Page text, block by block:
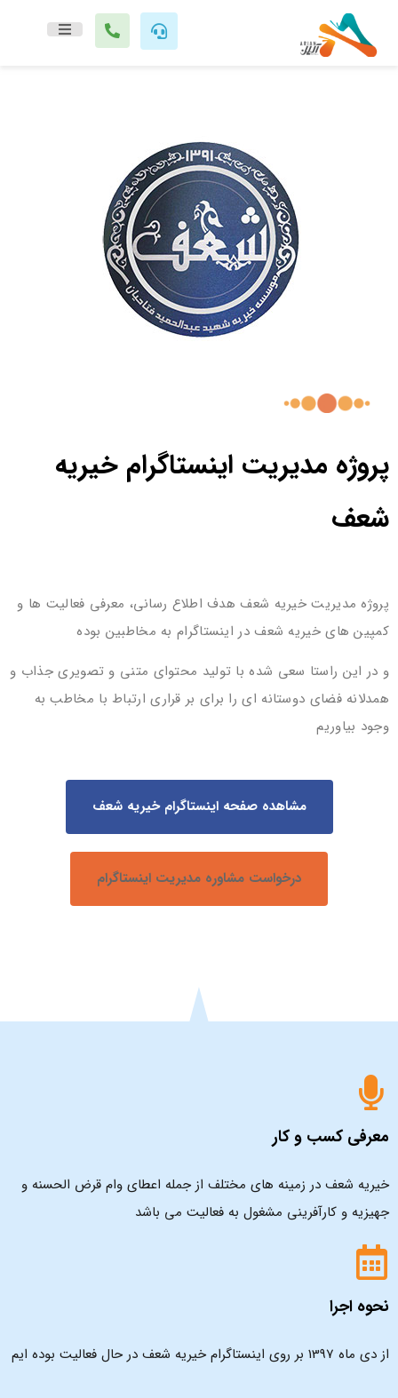
پروژه مدیریت اینستاگرام خیریه
شعف
پروژه مدیریت خیریه شعف هدف اطلاع رسانی، معرفی فعالیت ها و
کمپین های خیریه شعف در اینستاگرام به مخاطبین بوده
و در این راستا سعی شده با تولید محتوای متنی و تصویری جذاب و
همدلانه فضای دوستانه ای را برای بر قراری ارتباط با مخاطب به
وجود بیاوریم
مشاهده صفحه اینستاگرام خیریه شعف
درخواست مشاوره مدیریت اینستاگرام
معرفی کسب و کار
خیریه شعف در زمینه های مختلف از جمله اعطای وام قرض الحسنه و
جهیزیه و کارآفرینی مشغول به فعالیت می باشد
نحوه اجرا
از دی ماه 1397 بر روی اینستاگرام خیریه شعف در حال فعالیت بوده ایم